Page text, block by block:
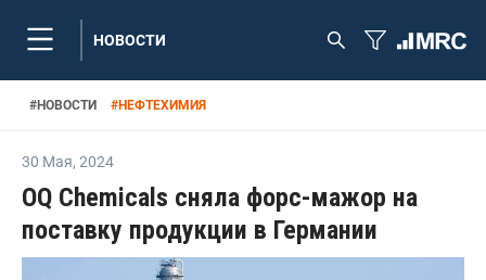
НОВОСТИ
#НОВОСТИ #НЕФТЕХИМИЯ
30 Мая, 2024
OQ Chemicals сняла форс-мажор на
поставку продукции в Германии